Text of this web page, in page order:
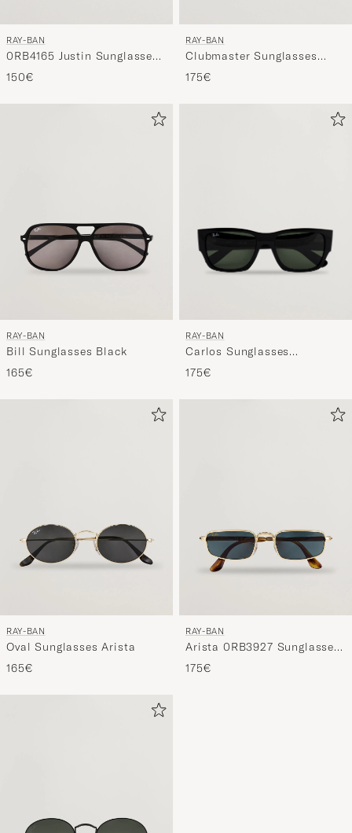
RAY-BAN
0RB4165 Justin Sunglasses
Black
150€
RAY-BAN
Clubmaster Sunglasses
Mock Tortoise/Crystal Green
175€
RAY-BAN
Bill Sunglasses Black
165€
RAY-BAN
Carlos Sunglasses
Black/Crystal Green
175€
RAY-BAN
Oval Sunglasses Arista
165€
RAY-BAN
Arista 0RB3927 Sunglasses
Arista/Blue
175€